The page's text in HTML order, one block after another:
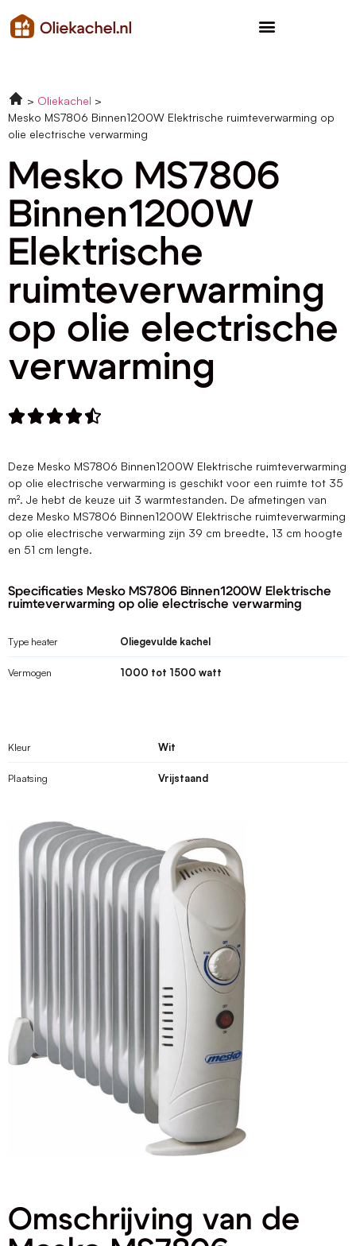
Oliekachel
Mesko MS7806 Binnen1200W Elektrische ruimteverwarming op
olie electrische verwarming
Mesko MS7806
Binnen1200W
Elektrische
ruimteverwarming
op olie electrische
verwarming

Deze Mesko MS7806 Binnen1200W Elektrische ruimteverwarming
op olie electrische verwarming is geschikt voor een ruimte tot 35
m². Je hebt de keuze uit 3 warmtestanden. De afmetingen van
deze Mesko MS7806 Binnen1200W Elektrische ruimteverwarming
op olie electrische verwarming zijn 39 cm breedte, 13 cm hoogte
en 51 cm lengte.
Specificaties Mesko MS7806 Binnen1200W Elektrische
ruimteverwarming op olie electrische verwarming
Type heater Oliegevulde kachel
Vermogen 1000 tot 1500 watt
Kleur Wit
Plaatsing Vrijstaand
Omschrijving van de